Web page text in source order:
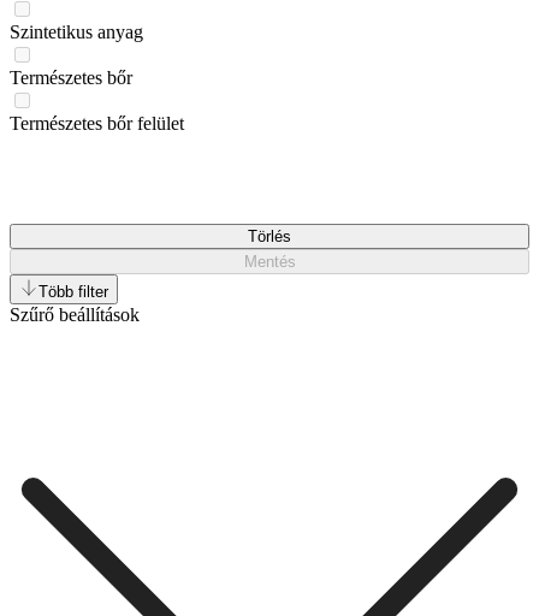
Szintetikus anyag
Természetes bőr
Természetes bőr felület
Törlés
Mentés
Több filter
Szűrő beállítások